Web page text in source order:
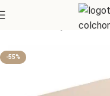
Bases y Somieres
-55%